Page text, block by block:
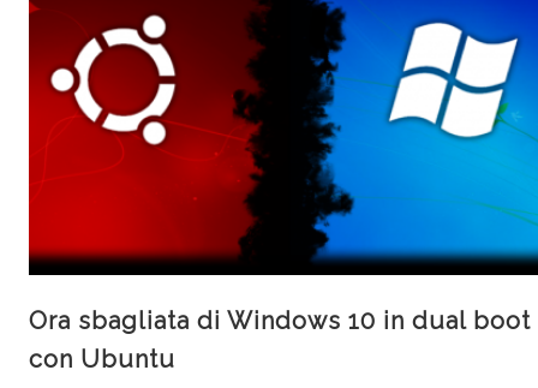
Ora sbagliata di Windows 10 in dual boot
con Ubuntu